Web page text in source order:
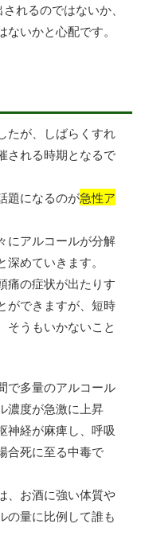
れるのではないか、
いかと心配です。
たが、しばらくすれ
される時期となるで
題になるのが急性ア
にアルコールが分解
めていきます。
痛の症状が出たりす
ができますが、短時
そうもいかないこと
で多量のアルコール
濃度が急激に上昇
神経が麻痺し、呼吸
合死に至る中毒で
、お酒に強い体質や
の量に比例して誰も